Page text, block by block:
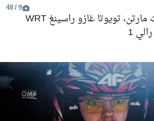
9 / 48
إلفين إيفانز، سكوت مارتن، تويوتا غازو راسينغ WRT